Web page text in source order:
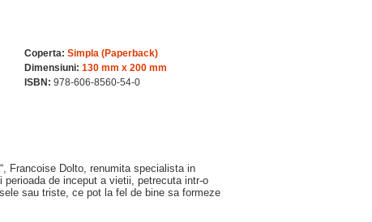
Coperta: Simpla (Paperback)
Dimensiuni: 130 mm x 200 mm
ISBN: 978-606-8560-54-0
Francoise Dolto, renumita specialista in
de inceput a vietii, petrecuta intr-o
sau triste, ce pot la fel de bine sa formeze